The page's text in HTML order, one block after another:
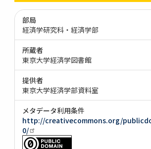
部局
経済学研究科・経済学部
所蔵者
東京大学経済学図書館
提供者
東京大学経済学部資料室
メタデータ利用条件
http://creativecommons.org/
0/